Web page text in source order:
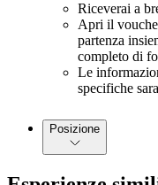
Riceverai a
Apri il
partenza
completo di
Le
specifiche
Posizione